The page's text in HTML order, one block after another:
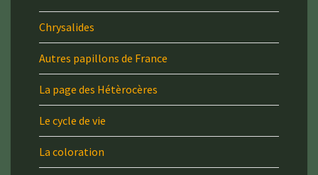
Chrysalides
Autres papillons de France
La page des Hétèrocères
Le cycle de vie
La coloration